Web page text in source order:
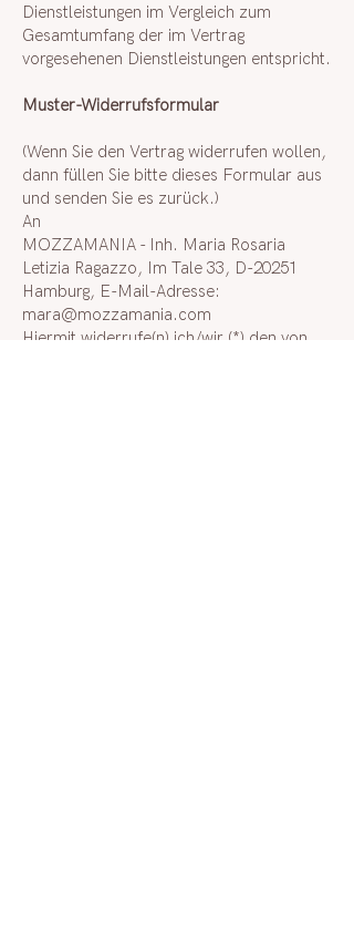
Dienstleistungen im Vergleich zum
Gesamtumfang der im Vertrag
vorgesehenen Dienstleistungen entspricht.
Muster-Widerrufsformular
(Wenn Sie den Vertrag widerrufen wollen,
dann füllen Sie bitte dieses Formular aus
und senden Sie es zurück.)
An
MOZZAMANIA - Inh. Maria Rosaria
Letizia Ragazzo, Im Tale 33, D-20251
Hamburg, E-Mail-Adresse:
mara@mozzamania.com
Hiermit widerrufe(n) ich/wir (*) den von